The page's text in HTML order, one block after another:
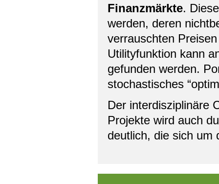
Finanzmärkte.
werden, deren
verrauschten
Utilityfunktion kann
gefunden werden.
stochastisches
Der interdisziplinäre
Projekte wird auch
deutlich, die sich um